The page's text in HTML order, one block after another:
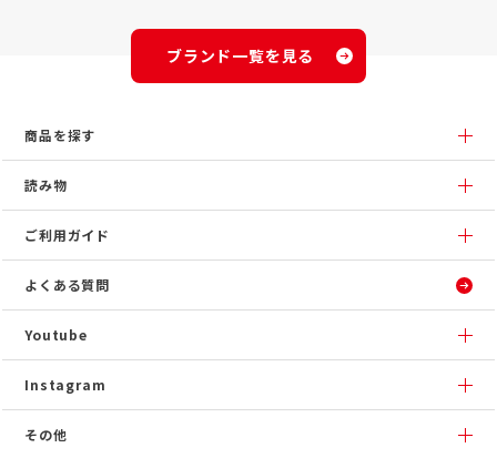
ブランド一覧を見る
商品を探す
読み物
ご利用ガイド
よくある質問
Youtube
Instagram
その他